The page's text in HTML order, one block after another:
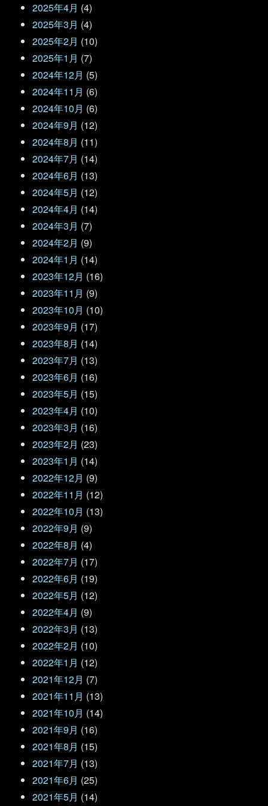
2025年4月 (4)
2025年3月 (4)
2025年2月 (10)
2025年1月 (7)
2024年12月 (5)
2024年11月 (6)
2024年10月 (6)
2024年9月 (12)
2024年8月 (11)
2024年7月 (14)
2024年6月 (13)
2024年5月 (12)
2024年4月 (14)
2024年3月 (7)
2024年2月 (9)
2024年1月 (14)
2023年12月 (16)
2023年11月 (9)
2023年10月 (10)
2023年9月 (17)
2023年8月 (14)
2023年7月 (13)
2023年6月 (16)
2023年5月 (15)
2023年4月 (10)
2023年3月 (16)
2023年2月 (23)
2023年1月 (14)
2022年12月 (9)
2022年11月 (12)
2022年10月 (13)
2022年9月 (9)
2022年8月 (4)
2022年7月 (17)
2022年6月 (19)
2022年5月 (12)
2022年4月 (9)
2022年3月 (13)
2022年2月 (10)
2022年1月 (12)
2021年12月 (7)
2021年11月 (13)
2021年10月 (14)
2021年9月 (16)
2021年8月 (15)
2021年7月 (13)
2021年6月 (25)
2021年5月 (14)